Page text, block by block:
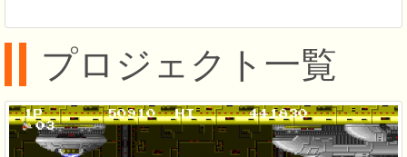
プロジェクト一覧